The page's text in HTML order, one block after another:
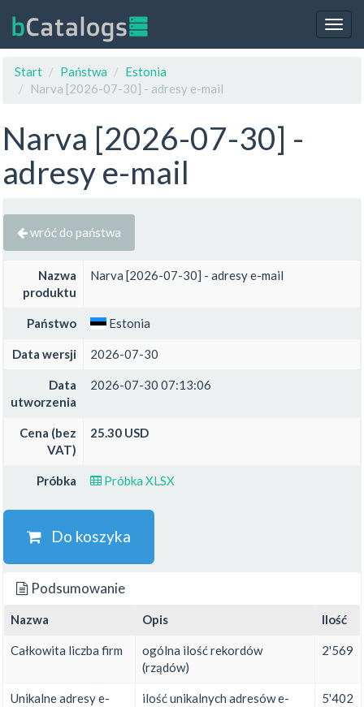
Start
Państwa
Estonia
Narva [2026-07-30] - adresy e-mail
Narva [2026-07-30] -
adresy e-mail
wróć do państwa
Nazwa
produktu
Narva [2026-07-30] - adresy e-mail
Państwo Estonia
Data wersji 2026-07-30
Data
utworzenia
2026-07-30 07:13:06
Cena (bez
VAT)
25.30 USD
Próbka Próbka XLSX
Do koszyka
Podsumowanie
Nazwa Opis Ilość
Całkowita liczba firm
ogólna ilość rekordów
(rządów)
2'569
Unikalne adresy e-
ilość unikalnych adresów e-
5'402